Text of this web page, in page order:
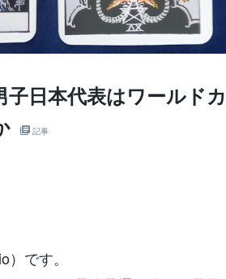
日本代表はワールド
記事
です。